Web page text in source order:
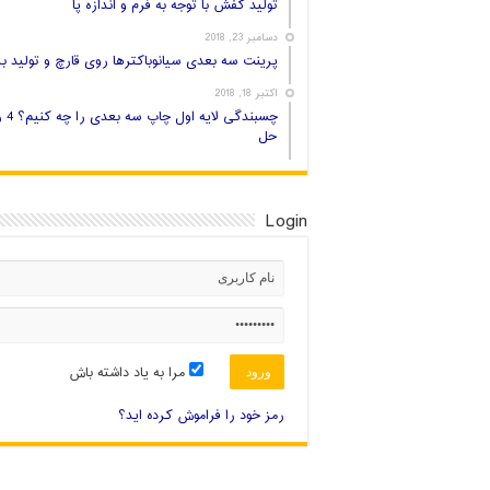
تولید کفش با توجه به فرم و اندازه پا
دسامبر 23, 2018
پرینت سه بعدی سیانوباکترها روی قارچ و تولید
اکتبر 18, 2018
حل
Login
مرا به یاد داشته باش
رمز خود را فراموش کرده اید؟